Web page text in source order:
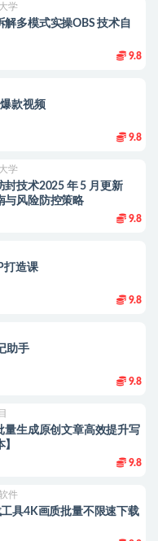
学
多模式实操OBS 技术自
9.8
款视频
9.8
学
封技术2025 年 5 月更新
与风险防控策略
9.8
打造课
9.8
助手
9.8
量生成原创文章高效提升写
9.8
件
具4K画质批量不限速下载